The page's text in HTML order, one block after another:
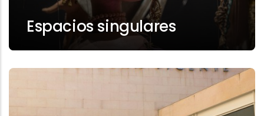
Espacios singulares